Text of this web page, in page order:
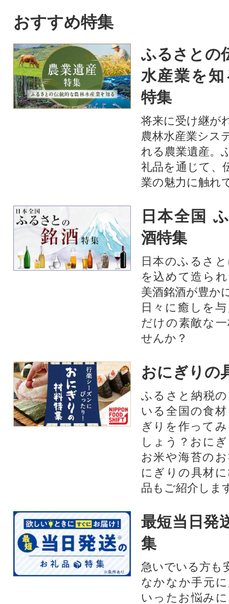
おすすめ特集
ふるさとの
水産業を
特集
将来に受け継が
農林水産業シス
れる農業遺産。
礼品を通じて、
業の魅力に触れ
日本全国
酒特集
日本のふるさ
を込めて造ら
美酒銘酒が豊か
日々に癒しを
だけの素敵な
せんか？
おにぎりの
ふるさと納税
いる全国の食
ぎりを作って
しょう？おに
お米や海苔の
にぎりの具材
品もご紹介しま
最短当日発
集
急いでいる方も
なかなか手元
いったお悩み